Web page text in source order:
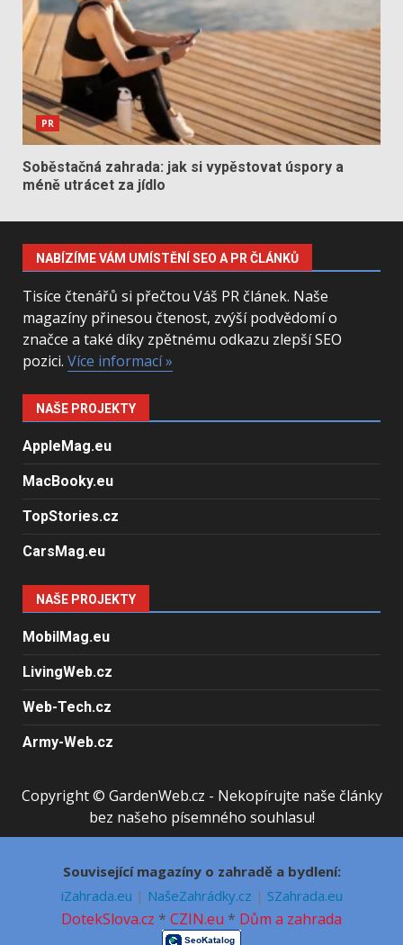
PR
Soběstačná zahrada: jak si vypěstovat úspory a
méně utrácet za jídlo
NABÍZÍME VÁM UMÍSTĚNÍ SEO A PR ČLÁNKŮ
Tisíce čtenářů si přečtou Váš PR článek. Naše
magazíny přinesou čtenost, zvýší podvědomí o
značce a také díky zpětnému odkazu zlepší SEO
pozici. Více informací »
NAŠE PROJEKTY
AppleMag.eu
MacBooky.eu
TopStories.cz
CarsMag.eu
NAŠE PROJEKTY
MobilMag.eu
LivingWeb.cz
Web-Tech.cz
Army-Web.cz
Copyright © GardenWeb.cz - Nekopírujte naše články
bez našeho písemného souhlasu!
Související magazíny o zahradě a bydlení:
iZahrada.eu | NašeZahrádky.cz | SZahrada.eu
DotekSlova.cz * CZIN.eu * Dům a zahrada